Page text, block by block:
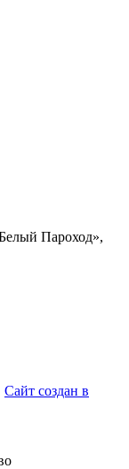
Пароход»,
Сайт создан в